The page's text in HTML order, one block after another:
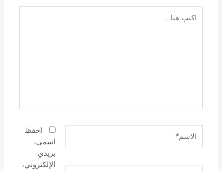
هنا...
احفظ
اسمي،
بريدي
الإلكتروني،